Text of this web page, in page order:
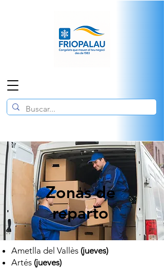
Zonas de
reparto
Ametlla del Vallès (jueves)
Artés (jueves)